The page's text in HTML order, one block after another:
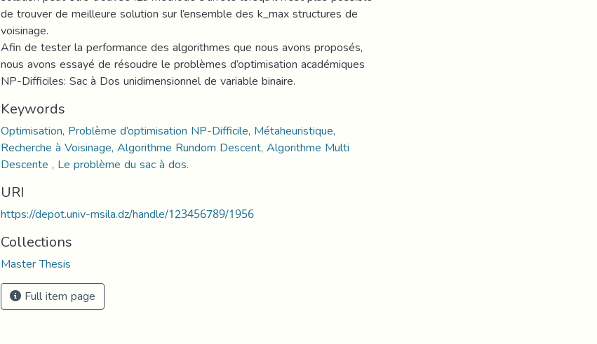
de trouver de meilleure solution sur l’ensemble des k_max structures de
voisinage.
Afin de tester la performance des algorithmes que nous avons proposés,
nous avons essayé de résoudre le problèmes d’optimisation académiques
NP-Difficiles: Sac à Dos unidimensionnel de variable binaire.
Keywords
Optimisation, Problème d’optimisation NP-Difficile, Métaheuristique,
Recherche à Voisinage, Algorithme Rundom Descent, Algorithme Multi
Descente , Le problème du sac à dos.
URI
https://depot.univ-msila.dz/handle/123456789/1956
Collections
Master Thesis
Full item page